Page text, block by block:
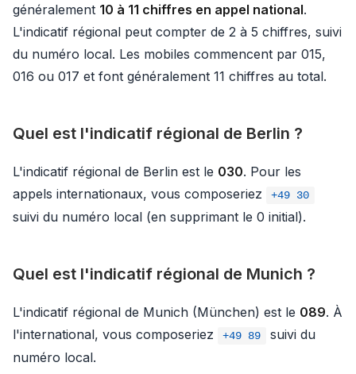
généralement 10 à 11 chiffres en appel national.
L'indicatif régional peut compter de 2 à 5 chiffres, suivi
du numéro local. Les mobiles commencent par 015,
016 ou 017 et font généralement 11 chiffres au total.
Quel est l'indicatif régional de Berlin ?
L'indicatif régional de Berlin est le 030. Pour les
appels internationaux, vous composeriez
+49 30
suivi du numéro local (en supprimant le 0 initial).
Quel est l'indicatif régional de Munich ?
L'indicatif régional de Munich (München) est le 089. À
l'international, vous composeriez
+49 89
suivi du
numéro local.